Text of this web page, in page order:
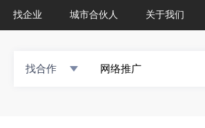
找企业 城市合伙人 关于我们
找合作